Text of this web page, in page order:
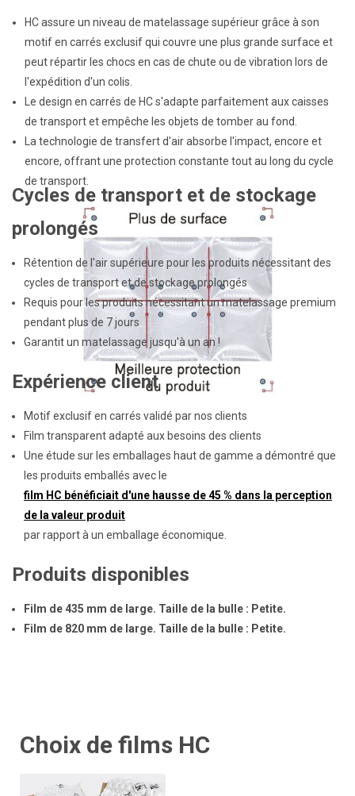
HC assure un niveau de matelassage supérieur grâce à son
motif en carrés exclusif qui couvre une plus grande surface et
peut répartir les chocs en cas de chute ou de vibration lors de
l'expédition d'un colis.
Le design en carrés de HC s'adapte parfaitement aux caisses
de transport et empêche les objets de tomber au fond.
La technologie de transfert d'air absorbe l'impact, encore et
encore, offrant une protection constante tout au long du cycle
de transport.
Cycles de transport et de stockage
prolongés
Rétention de l'air supérieure pour les produits nécessitant des
cycles de transport et de stockage prolongés
Requis pour les produits nécessitant un matelassage premium
pendant plus de 7 jours
Garantit un matelassage jusqu'à un an !
Expérience client
Motif exclusif en carrés validé par nos clients
Film transparent adapté aux besoins des clients
Une étude sur les emballages haut de gamme a démontré que
les produits emballés avec le
film HC bénéficiait d'une hausse de 45 % dans la perception
de la valeur produit
par rapport à un emballage économique.
Produits disponibles
Film de 435 mm de large. Taille de la bulle : Petite.
Film de 820 mm de large. Taille de la bulle : Petite.
Choix de films HC